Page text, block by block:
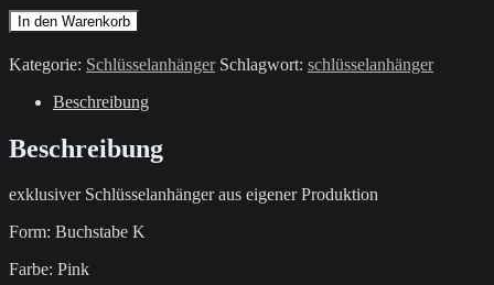
Schlüsselanhänger
/
Pink
Buchstabe
Menge
In den Warenkorb
Kategorie: Schlüsselanhänger Schlagwort: schlüsselanhänger
Beschreibung
Beschreibung
exklusiver Schlüsselanhänger aus eigener Produktion
Form: Buchstabe K
Farbe: Pink